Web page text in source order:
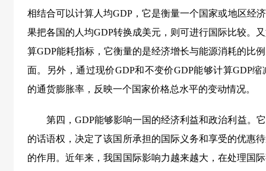
相结合可以计算人均GDP，它是衡量一个国家或地区经
果把各国的人均GDP转换成美元，则可进行国际比较。
算GDP能耗指标，它衡量的是经济增长与能源消耗的比
面。另外，通过现价GDP和不变价GDP能够计算GDP
的通货膨胀率，反映一个国家价格总水平的变动情况。
第四，GDP能够影响一国的经济利益和政治利益。
的话语权，决定了该国所承担的国际义务和享受的优惠
的作用。近年来，我国国际影响力越来越大，在处理国